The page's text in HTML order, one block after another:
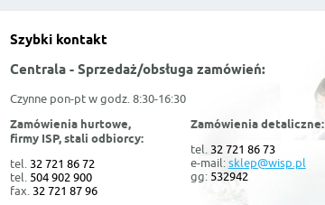
Szybki kontakt
Centrala - Sprzedaż/obsługa zamówień:
Czynne pon-pt w godz. 8:30-16:30
Zamówienia hurtowe,
firmy ISP, stali odbiorcy:
tel. 32 721 86 72
tel. 504 902 900
fax. 32 721 87 96
Zamówienia detaliczne:
tel. 32 721 86 73
e-mail:sklep@wisp.pl
gg: 532942